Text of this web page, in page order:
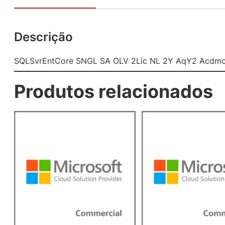
Descrição
SQLSvrEntCore SNGL SA OLV 2Lic NL 2Y AqY2
Produtos relacionados